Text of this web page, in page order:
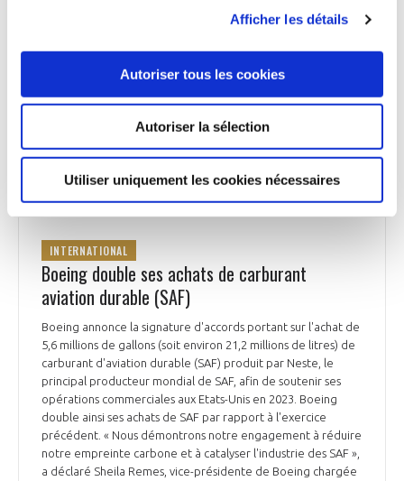
Afficher les détails
Autoriser tous les cookies
Autoriser la sélection
Utiliser uniquement les cookies nécessaires
INTERNATIONAL
INTERNATIONAL
Boeing double ses achats de carburant
aviation durable (SAF)
Boeing annonce la signature d'accords portant sur l'achat de
5,6 millions de gallons (soit environ 21,2 millions de litres) de
carburant d'aviation durable (SAF) produit par Neste, le
principal producteur mondial de SAF, afin de soutenir ses
opérations commerciales aux Etats-Unis en 2023. Boeing
double ainsi ses achats de SAF par rapport à l'exercice
précédent. « Nous démontrons notre engagement à réduire
notre empreinte carbone et à catalyser l'industrie des SAF »,
a déclaré Sheila Remes, vice-présidente de Boeing chargée